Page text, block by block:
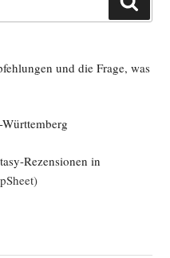
und die Frage, was
Rezensionen in